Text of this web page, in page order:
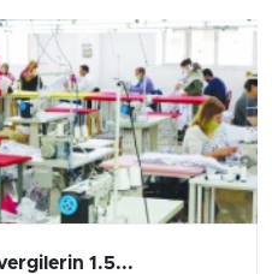
1.5...